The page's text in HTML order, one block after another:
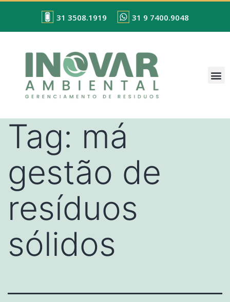
31 3508.1919 31 9 7400.9048
Tag: má
gestão de
resíduos
sólidos